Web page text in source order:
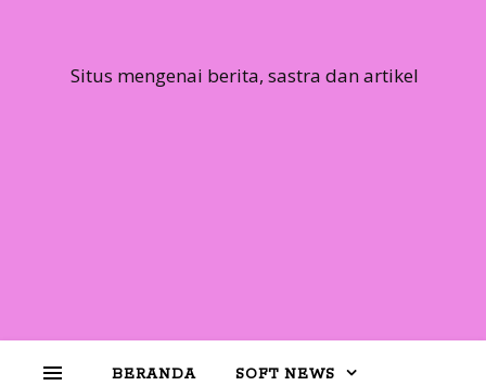
Situs mengenai berita, sastra dan artikel
BERANDA SOFT NEWS